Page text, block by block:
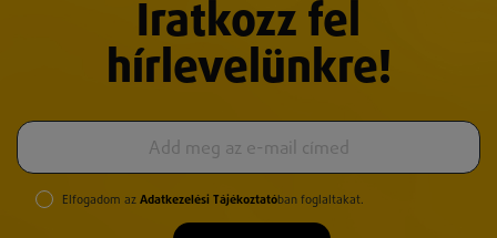
Iratkozz fel
hírlevelünkre!
Elfogadom az Adatkezelési Tájékoztatóban foglaltakat.